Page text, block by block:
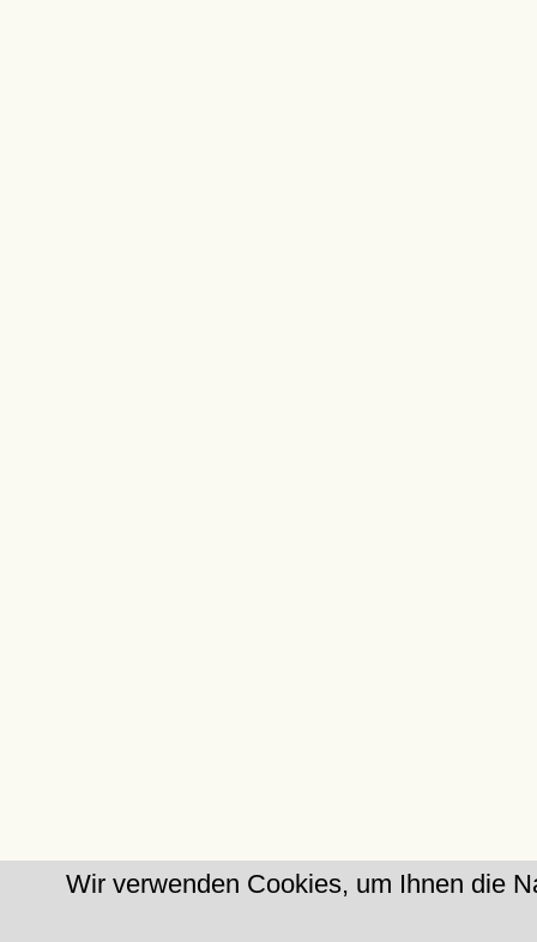
Wir verwenden Cookies, um Ihnen die